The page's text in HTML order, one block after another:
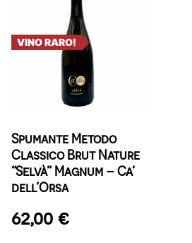
VINO RARO!
Spumante Metodo
Classico Brut Nature
“Selvà” Magnum – Ca’
dell’Orsa
62,00 €